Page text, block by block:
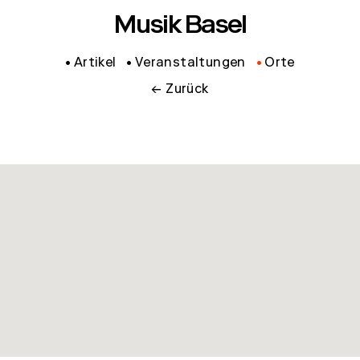
Musik Basel
Artikel Veranstaltungen Orte
← Zurück